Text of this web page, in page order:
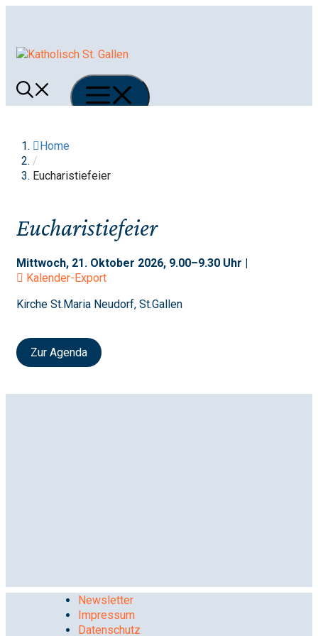
Menü
Home
/
Eucharistiefeier
Eucharistiefeier
Mittwoch, 21. Oktober 2026, 9.00–9.30 Uhr |
Kalender-Export
Kirche St.Maria Neudorf, St.Gallen
Zur Agenda
Newsletter
Impressum
Datenschutz